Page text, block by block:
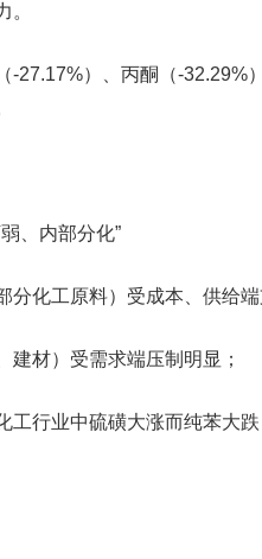
。
-27.17%）、丙酮（-
弱、内部分化”
分化工原料）受成本、供给
建材）受需求端压制明显；
工行业中硫磺大涨而纯苯大